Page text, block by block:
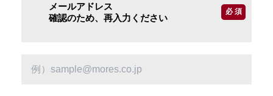
メールアドレス
確認のため、再入力ください
必 須